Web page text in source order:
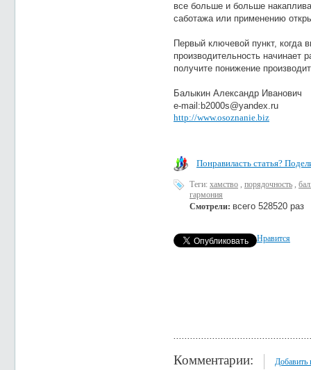
все больше и больше
саботажа или применению
Первый ключевой пункт, когда
производительность начинает
получите понижение
Балыкин Александр Иванович
e-mail:b2000s@yandex.ru
http://www.osoznanie.biz
Понравиласть статья?
Теги: хамство , порядочность ,
гармония
Смотрели: всего 528520 раз
Нравится
Комментарии: Добавить